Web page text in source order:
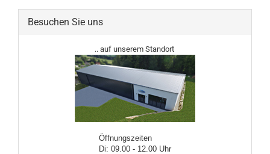
Besuchen Sie uns
.. auf unserem Standort
Öffnungszeiten
Di: 09.00 - 12.00 Uhr